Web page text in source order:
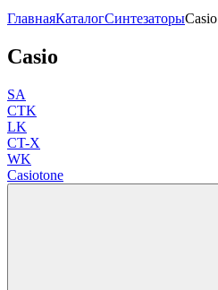
ГлавнаяКаталогСинтезаторыCasio
Casio
SA
CTK
LK
CT-X
WK
Casiotone